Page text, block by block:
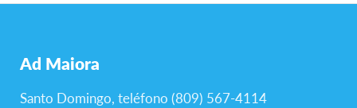
Ad Maiora
Santo Domingo, teléfono (809) 567-4114